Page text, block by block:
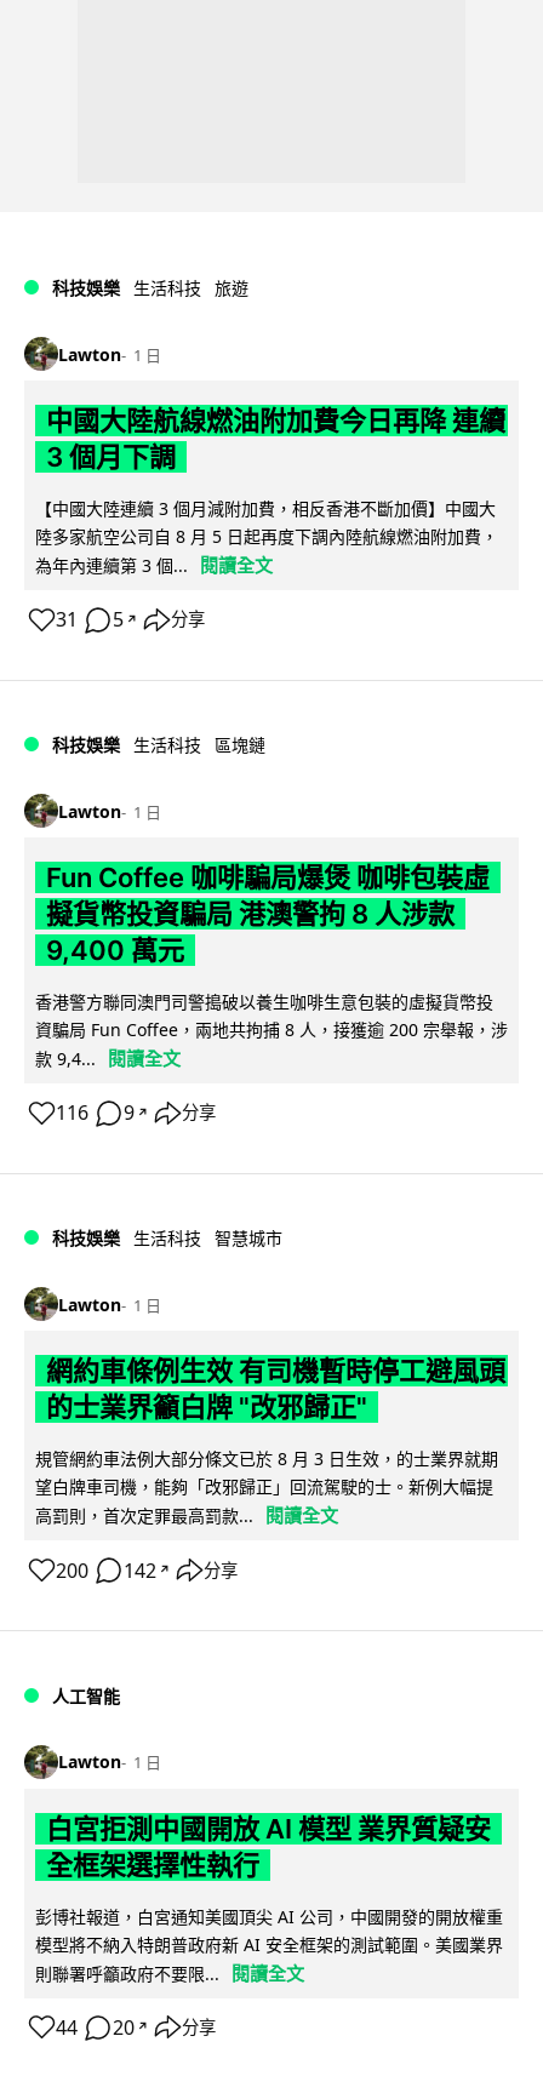
科技娛樂 生活科技 旅遊
Lawton 1 日
中國大陸航線燃油附加費今日再降 連續
3 個月下調
【中國大陸連續 3 個月減附加費，相反香港不斷加價】中國大
陸多家航空公司自 8 月 5 日起再度下調內陸航線燃油附加費，
為年內連續第 3 個...
閱讀全文
31 5 ↗ 分享
科技娛樂 生活科技 區塊鏈
Lawton 1 日
Fun Coffee 咖啡騙局爆煲 咖啡包裝虛
擬貨幣投資騙局 港澳警拘 8 人涉款
9,400 萬元
香港警方聯同澳門司警搗破以養生咖啡生意包裝的虛擬貨幣投
資騙局 Fun Coffee，兩地共拘捕 8 人，接獲逾 200 宗舉報，涉
款 9,4...
閱讀全文
116 9 ↗ 分享
科技娛樂 生活科技 智慧城市
Lawton 1 日
網約車條例生效 有司機暫時停工避風頭
的士業界籲白牌 "改邪歸正"
規管網約車法例大部分條文已於 8 月 3 日生效，的士業界就期
望白牌車司機，能夠「改邪歸正」回流駕駛的士。新例大幅提
高罰則，首次定罪最高罰款...
閱讀全文
200 142 ↗ 分享
人工智能
Lawton 1 日
白宮拒測中國開放 AI 模型 業界質疑安
全框架選擇性執行
彭博社報道，白宮通知美國頂尖 AI 公司，中國開發的開放權重
模型將不納入特朗普政府新 AI 安全框架的測試範圍。美國業界
則聯署呼籲政府不要限...
閱讀全文
44 20 ↗ 分享